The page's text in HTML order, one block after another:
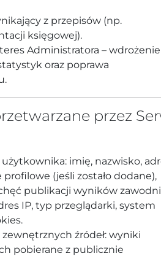
z przepisów (np.
księgowej).
Administratora – wdrożenie
oraz poprawa
przez
imię, nazwisko,
(jeśli zostało dodane),
publikacji wyników
IP, typ przeglądarki, system
źródeł: wyniki
pobierane z publicznie